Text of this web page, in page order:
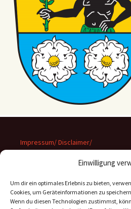
Einwilligung
Um dir ein optimales Erlebnis zu bieten,
Cookies, um Geräteinformationen zu
Wenn du diesen Technologien zustimmst,
Impressum/ Disclaimer/
Datenschutz